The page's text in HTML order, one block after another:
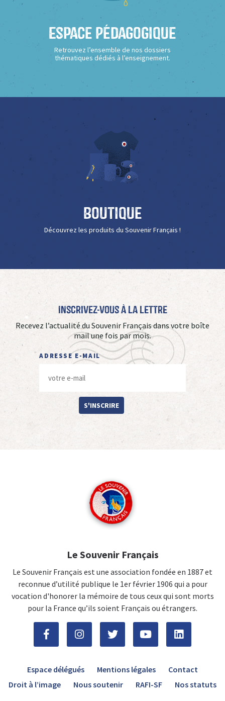
Espace Pédagogique
Retrouvez l’ensemble de nos dossiers
thématiques dédiés à l’enseignement.
Boutique
Découvrez les produits du Souvenir Français !
Inscrivez-vous à La Lettre
Recevez l’actualité du Souvenir Français dans votre boîte
mail une fois par mois.
ADRESSE E-MAIL
S'INSCRIRE
Le Souvenir Français
Le Souvenir Français est une association fondée en 1887 et
reconnue d’utilité publique le 1er février 1906 qui a pour
vocation d'honorer la mémoire de tous ceux qui sont morts
pour la France qu’ils soient Français ou étrangers.
Espace délégués Mentions légales
Contact
Droit à l’image
Nous soutenir RAFI-SF Nos statuts